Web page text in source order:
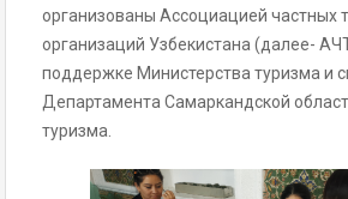
организованы Ассоциацией частных
организаций Узбекистана (далее-
поддержке Министерства туризма и
Департамента Самаркандской
туризма.